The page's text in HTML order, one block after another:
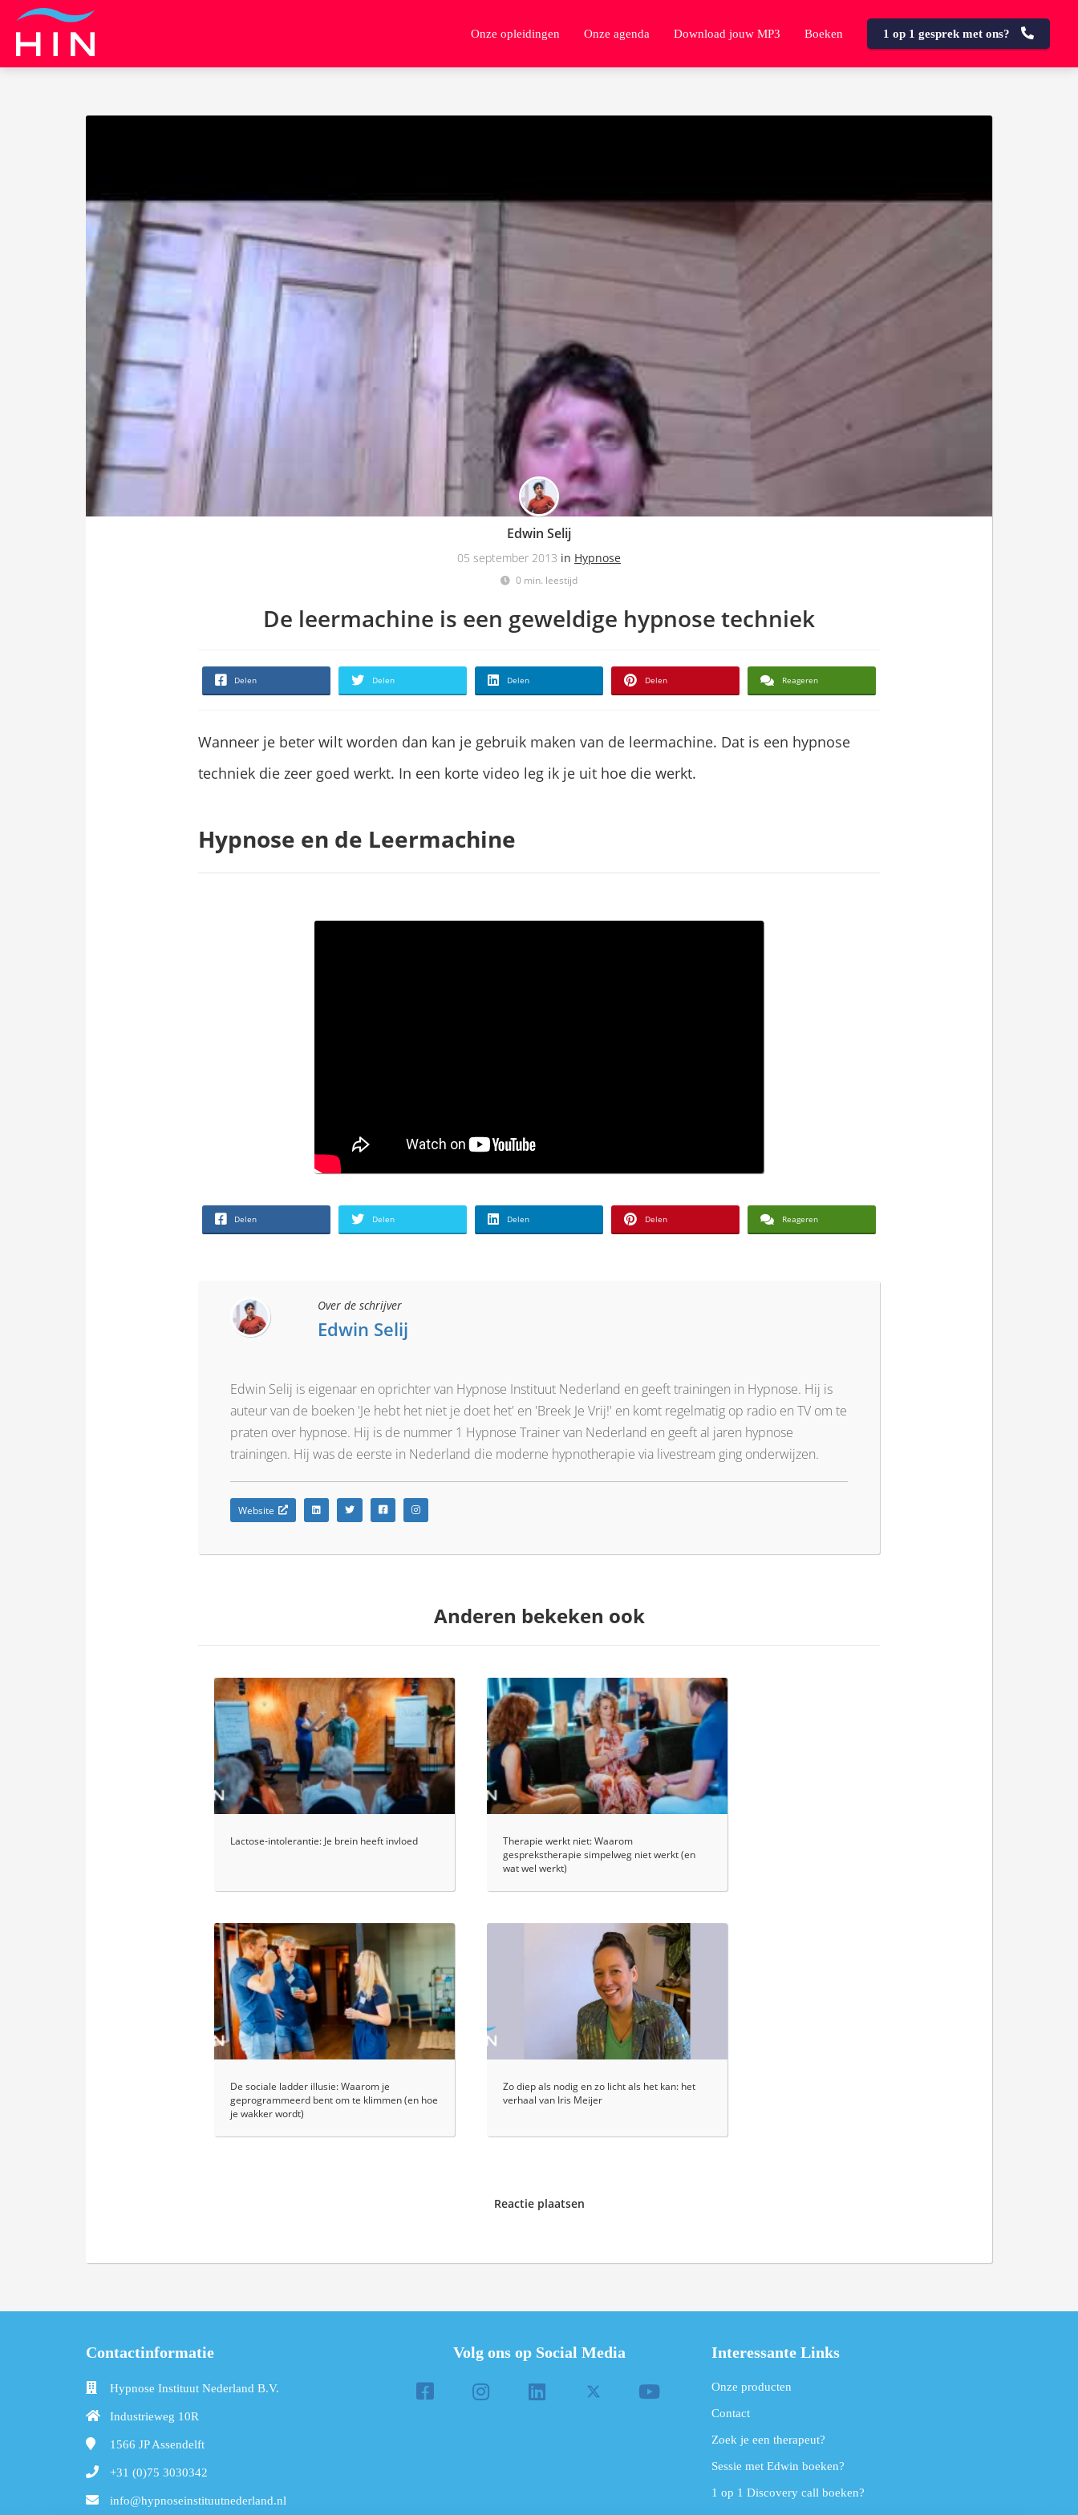
Onze opleidingen Onze agenda Download jouw MP3 Boeken 1 op 1 gesprek met ons?
Edwin Selij
05 september 2013 in Hypnose
0 min. leestijd
De leermachine is een geweldige hypnose techniek
Delen Delen Delen Delen Reageren
Wanneer je beter wilt worden dan kan je gebruik maken van de leermachine. Dat is een hypnose
techniek die zeer goed werkt. In een korte video leg ik je uit hoe die werkt.
Hypnose en de Leermachine
Delen Delen Delen Delen Reageren
Over de schrijver
Edwin Selij
Edwin Selij is eigenaar en oprichter van Hypnose Instituut Nederland en geeft trainingen in Hypnose. Hij is
auteur van de boeken 'Je hebt het niet je doet het' en 'Breek Je Vrij!' en komt regelmatig op radio en TV om te
praten over hypnose. Hij is de nummer 1 Hypnose Trainer van Nederland en geeft al jaren hypnose
trainingen. Hij was de eerste in Nederland die moderne hypnotherapie via livestream ging onderwijzen.
Website
Anderen bekeken ook
Lactose-intolerantie: Je brein heeft invloed
Therapie werkt niet: Waarom
gesprekstherapie simpelweg niet werkt (en
wat wel werkt)
De sociale ladder illusie: Waarom je
geprogrammeerd bent om te klimmen (en hoe
je wakker wordt)
Zo diep als nodig en zo licht als het kan: het
verhaal van Iris Meijer
Reactie plaatsen
Contactinformatie
Hypnose Instituut Nederland B.V.
Industrieweg 10R
1566 JPAssendelft
+31 (0)75 3030342
info@hypnoseinstituutnederland.nl
Volg ons op Social Media Interessante Links
Onze producten
Contact
Zoek je een therapeut?
Sessie met Edwin boeken?
1 op 1 Discovery call boeken?